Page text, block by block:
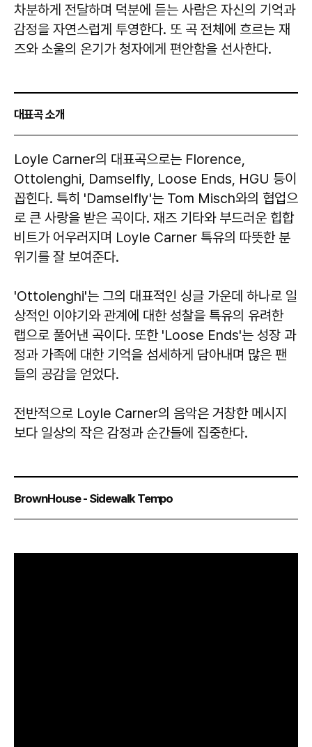
차분하게 전달하며 덕분에 듣는 사람은 자신의 기억과
감정을 자연스럽게 투영한다. 또 곡 전체에 흐르는 재
즈와 소울의 온기가 청자에게 편안함을 선사한다.
대표곡 소개
Loyle Carner의 대표곡으로는 Florence,
Ottolenghi, Damselfly, Loose Ends, HGU 등이
꼽힌다. 특히 'Damselfly'는 Tom Misch와의 협업으
로 큰 사랑을 받은 곡이다. 재즈 기타와 부드러운 힙합
비트가 어우러지며 Loyle Carner 특유의 따뜻한 분
위기를 잘 보여준다.
'Ottolenghi'는 그의 대표적인 싱글 가운데 하나로 일
상적인 이야기와 관계에 대한 성찰을 특유의 유려한
랩으로 풀어낸 곡이다. 또한 'Loose Ends'는 성장 과
정과 가족에 대한 기억을 섬세하게 담아내며 많은 팬
들의 공감을 얻었다.
전반적으로 Loyle Carner의 음악은 거창한 메시지
보다 일상의 작은 감정과 순간들에 집중한다.
BrownHouse - Sidewalk Tempo